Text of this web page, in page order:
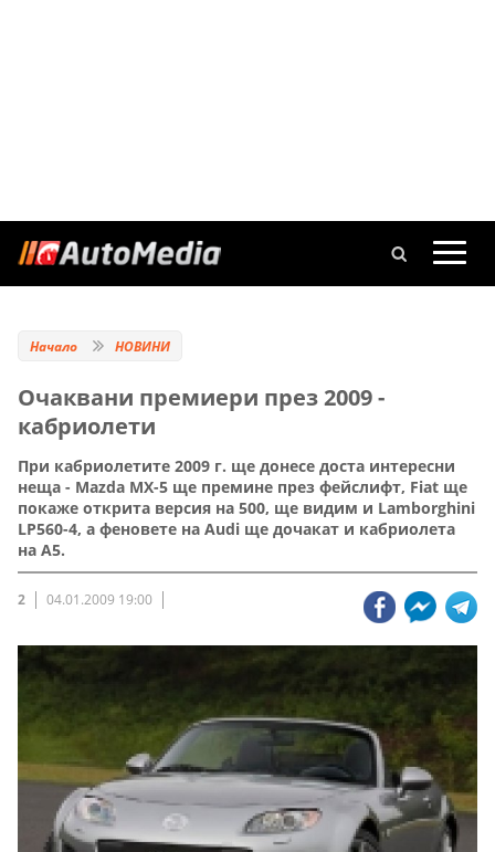
Начало НОВИНИ
Очаквани премиери през 2009 -
кабриолети
При кабриолетите 2009 г. ще донесе доста интересни
неща - Mazda MX-5 ще премине през фейслифт, Fiat ще
покаже открита версия на 500, ще видим и Lamborghini
LP560-4, а феновете на Audi ще дочакат и кабриолета
на A5.
2 04.01.2009 19:00